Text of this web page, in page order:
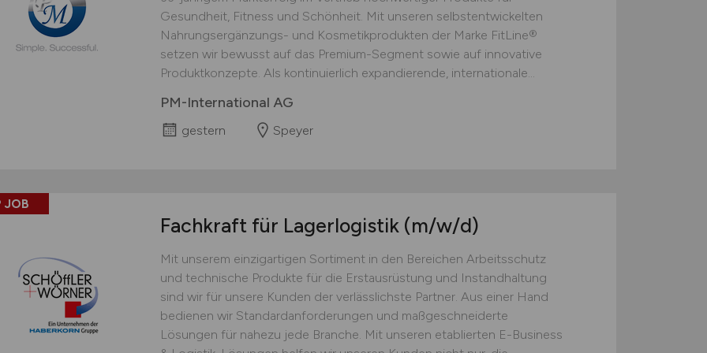
Gesundheit, Fitness und Schönheit. Mit unseren selbstentwickelten
Nahrungsergänzungs- und Kosmetikprodukten der Marke FitLine®
setzen wir bewusst auf das Premium-Segment sowie auf innovative
Produktkonzepte. Als kontinuierlich expandierende, internationale...
PM-International AG
gestern Speyer
JOB
Fachkraft für Lagerlogistik (m/w/d)
Mit unserem einzigartigen Sortiment in den Bereichen Arbeitsschutz
und technische Produkte für die Erstausrüstung und Instandhaltung
sind wir für unsere Kunden der verlässlichste Partner. Aus einer Hand
bedienen wir Standardanforderungen und maßgeschneiderte
Lösungen für nahezu jede Branche. Mit unseren etablierten E-Business